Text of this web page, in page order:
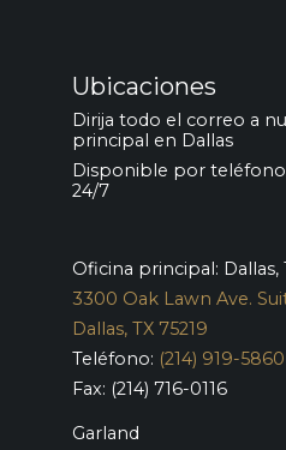
Ubicaciones
Dirija todo el correo a
principal en Dallas
Disponible por
24/7
Oficina principal: Dallas,
3300 Oak Lawn Ave.
Dallas, TX 75219
Teléfono: (214) 919-5860
Fax: (214) 716-0116
Garland